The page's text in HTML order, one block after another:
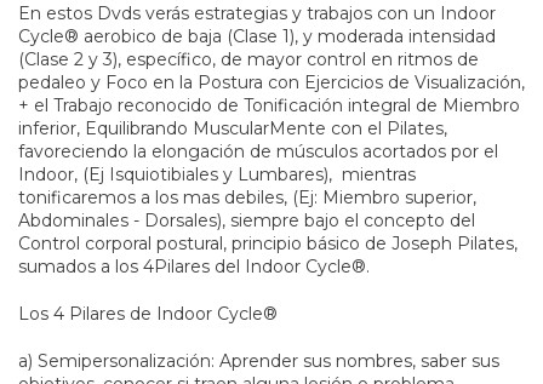
En estos Dvds verás estrategias y trabajos con un Indoor
Cycle® aerobico de baja (Clase 1), y moderada intensidad
(Clase 2 y 3), específico, de mayor control en ritmos de
pedaleo y Foco en la Postura con Ejercicios de Visualización,
+ el Trabajo reconocido de Tonificación integral de Miembro
inferior, Equilibrando MuscularMente con el Pilates,
favoreciendo la elongación de músculos acortados por el
Indoor, (Ej Isquiotibiales y Lumbares), mientras
tonificaremos a los mas debiles, (Ej: Miembro superior,
Abdominales - Dorsales), siempre bajo el concepto del
Control corporal postural, principio básico de Joseph Pilates,
sumados a los 4Pilares del Indoor Cycle®.
Los 4 Pilares de Indoor Cycle®
a) Semipersonalización: Aprender sus nombres, saber sus